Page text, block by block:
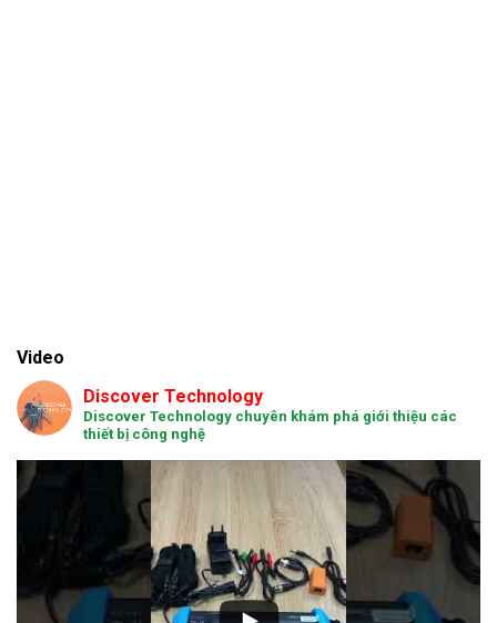
Video
Discover Technology
Discover Technology chuyên khám phá giới thiệu các
thiết bị công nghệ